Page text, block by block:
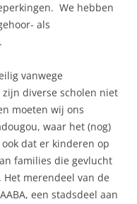
We hebben
als
vanwege
diverse scholen niet
moeten wij ons
waar het (nog)
dat er kinderen op
families die gevlucht
merendeel van de
een stadsdeel aan